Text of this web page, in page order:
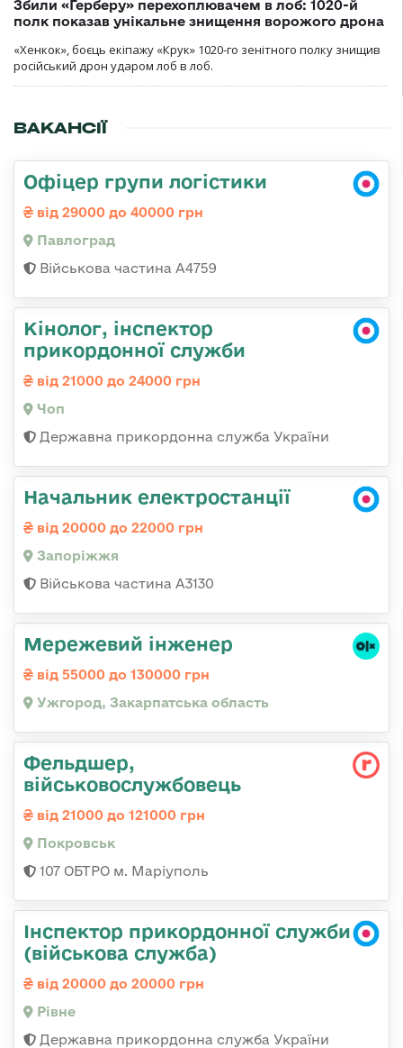
Збили «Герберу» перехоплювачем в лоб: 1020-й
полк показав унікальне знищення ворожого дрона
«Хенкок», боєць екіпажу «Крук» 1020-го зенітного полку знищив
російський дрон ударом лоб в лоб.
ВАКАНСІЇ
Офіцер групи логістики
від 29000 до 40000 грн
Павлоград
Військова частина А4759
Кінолог, інспектор
прикордонної служби
від 21000 до 24000 грн
Чоп
Державна прикордонна служба України
Начальник електростанції
від 20000 до 22000 грн
Запоріжжя
Військова частина А3130
Мережевий інженер
від 55000 до 130000 грн
Ужгород, Закарпатська область
Фельдшер,
військовослужбовець
від 21000 до 121000 грн
Покровськ
107 ОБТРО м. Маріуполь
Інспектор прикордонної служби
(військова служба)
від 20000 до 20000 грн
Рівне
Державна прикордонна служба України